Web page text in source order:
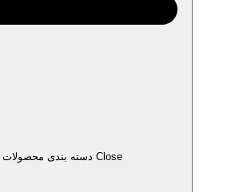
Close دسته بندی محصولات